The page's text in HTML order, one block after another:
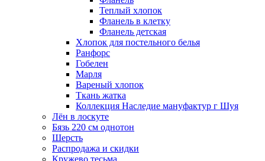
Теплый хлопок
Фланель в клетку
Фланель детская
Хлопок для постельного белья
Ранфорс
Гобелен
Марля
Вареный хлопок
Ткань жатка
Коллекция Наследие мануфактур г Шуя
Лён в лоскуте
Бязь 220 см однотон
Шерсть
Распродажа и скидки
Кружево тесьма